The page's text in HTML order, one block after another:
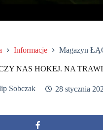
Informacje Magazyn
NAS HOKEJ. NA
Sobczak 28 stycznia